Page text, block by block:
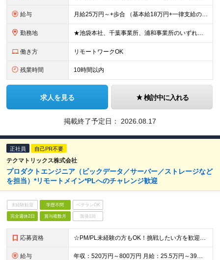
給与 月給25万円～+歩合 （基本給18万円+一律支給の営業手当7万円＋歩合） ※給与は経験や知識などを踏まえて決定します。 ※試用期間中（3ヶ月）の雇用形態は正社員で給与は月給22万円です。福利厚生に変
勤務地 ★池袋本社、千葉事業所、浦和事業所のいずれかから選択可 ■池袋本社（最寄：池袋駅） 東京都豊島区池袋2-55-13 合田ビル5F ■千葉事業所（最寄：津田沼駅） 千葉県習志野市谷津1-11-11
働き方 リモートワークOK
残業時間 10時間以内
求人を見る 検討中に入れる
掲載終了予定日： 2026.08.17
正社員 自己PR不要
テクマトリックス株式会社
プロダクトエンジニア（ビックデータ／サーバー／ストレージなど
を担当）*リモートメイン*PLへのチャレンジ歓迎
未経験歓迎 学歴不問 ベテランOK
完全週休2日 賞与複数月 面接1回
応募資格 ☆PM/PL未経験の方もOK！挑戦したい方を歓迎します◎ ■Linux、Unix、Windowsサーバの技術スキルをお持ちの方 ■学歴不問
給与 年収：520万円～800万円 月給：25.5万円～39万円 ※スキルや能力によって決定いたします。 ※残業手当：月60時間まで全額支給（残業時間は月60時間を超えないよう管理致します） ※試用期間3